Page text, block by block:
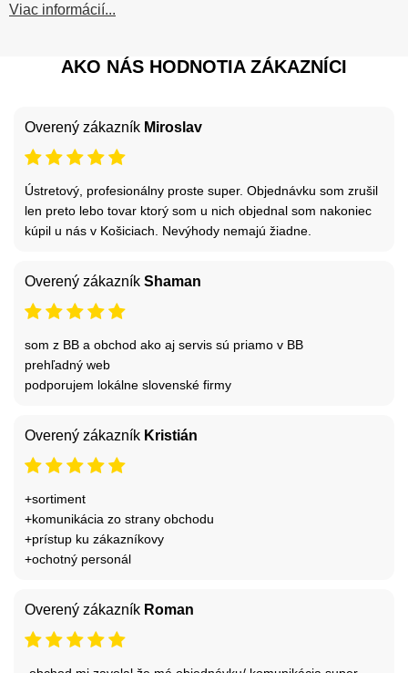
Viac informácií...
AKO NÁS HODNOTIA ZÁKAZNÍCI
Overený zákazník Miroslav
Ústretový, profesionálny proste super. Objednávku som zrušil
len preto lebo tovar ktorý som u nich objednal som nakoniec
kúpil u nás v Košiciach. Nevýhody nemajú žiadne.
Overený zákazník Shaman
som z BB a obchod ako aj servis sú priamo v BB
prehľadný web
podporujem lokálne slovenské firmy
Overený zákazník Kristián
+sortiment
+komunikácia zo strany obchodu
+prístup ku zákazníkovy
+ochotný personál
Overený zákazník Roman